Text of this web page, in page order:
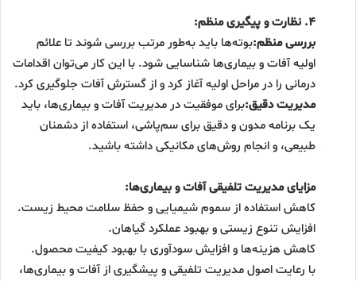
۴. نظارت و پیگیری منظم:
بررسی منظم:بوته‌ها باید به‌طور مرتب بررسی شوند تا علائم
اولیه آفات و بیماری‌ها شناسایی شود. با این کار می‌توان اقدامات
درمانی را در مراحل اولیه آغاز کرد و از گسترش آفات جلوگیری کرد.
مدیریت دقیق:برای موفقیت در مدیریت آفات و بیماری‌ها، باید
یک برنامه مدون و دقیق برای سم‌پاشی، استفاده از دشمنان
طبیعی، و انجام روش‌های مکانیکی داشته باشید.
مزایای مدیریت تلفیقی آفات و بیماری‌ها:
کاهش استفاده از سموم شیمیایی و حفظ سلامت محیط زیست.
افزایش تنوع زیستی و بهبود عملکرد گیاهان.
کاهش هزینه‌ها و افزایش سودآوری با بهبود کیفیت محصول.
با رعایت اصول مدیریت تلفیقی و پیشگیری از آفات و بیماری‌ها،